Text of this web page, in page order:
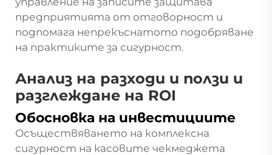
предприятията от отговорност и
подпомага непрекъснатото подобряване
на практиките за сигурност.
Анализ на разходи и ползи и
разглеждане на ROI
Обосновка на инвестициите
Осъществяването на комплексна
сигурност на касовите чекмеджета